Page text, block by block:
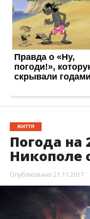
Никополе
Опубліковано21.11.2017
В среду с утра и
прятаться за
Ожидается
этом Информатор
Украинский